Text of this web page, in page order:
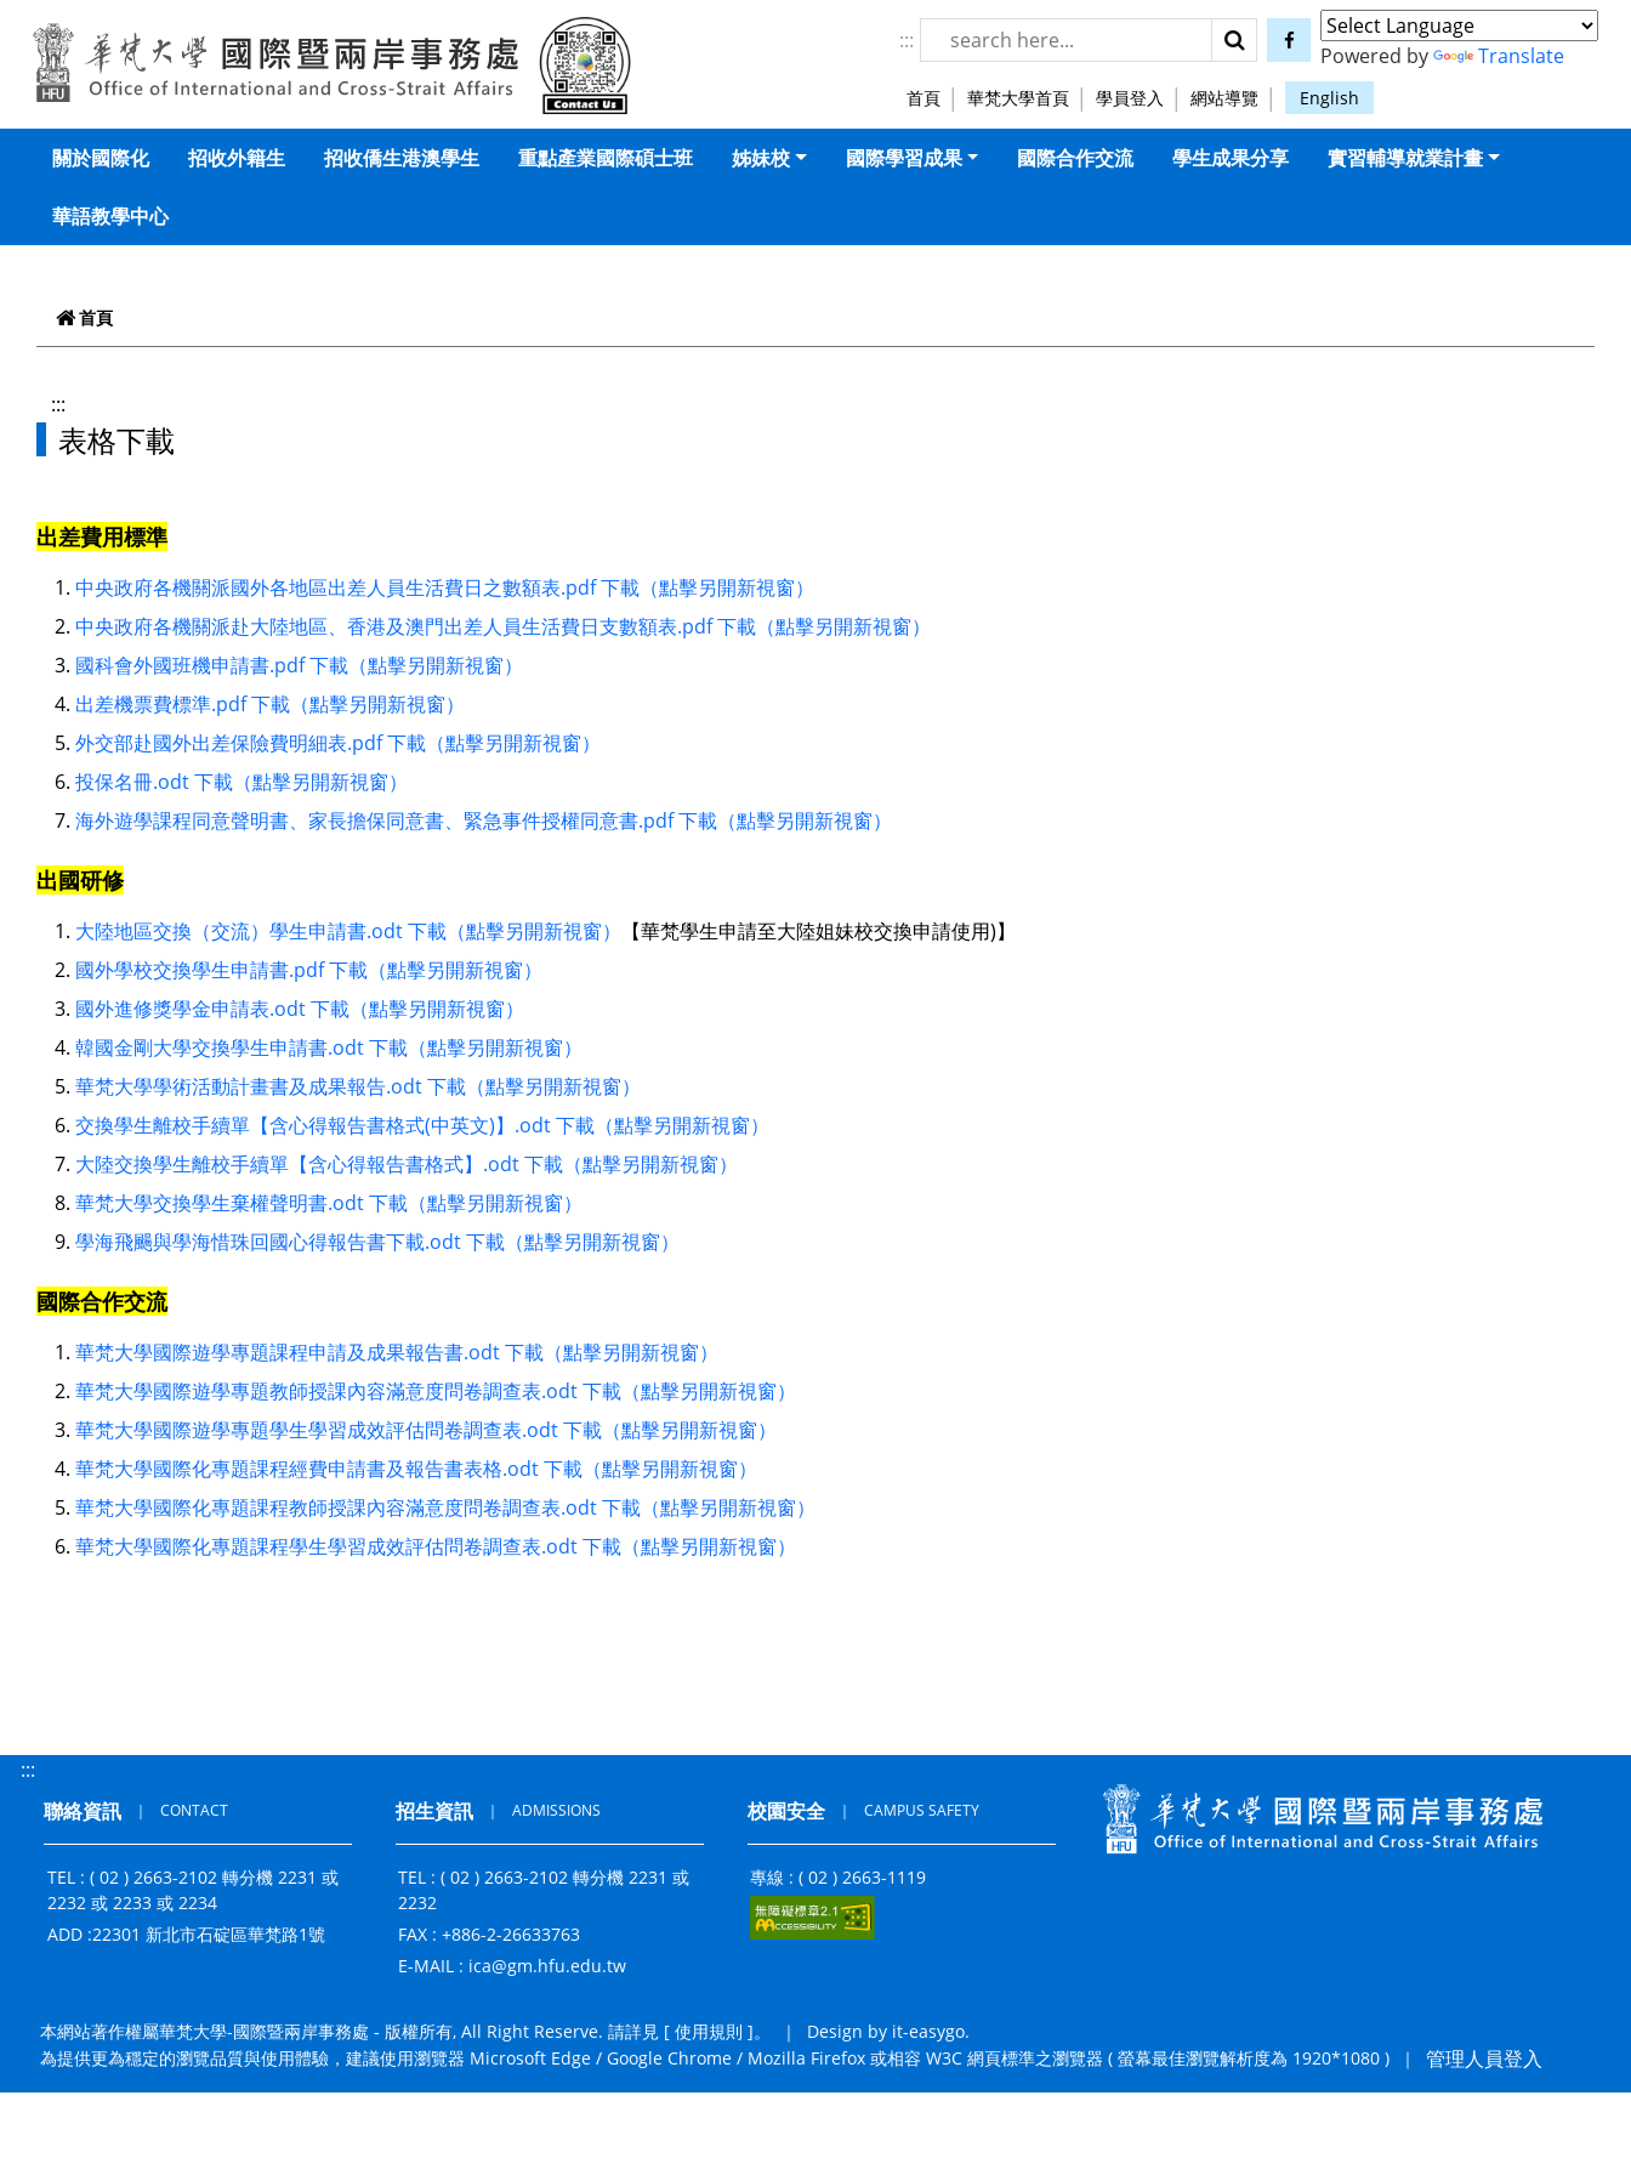
華梵大學-國際暨兩岸事務處 LOGO ::: 搜尋 facebook
Powered by Translate
首頁 華梵大學首頁 學員登入 網站導覽 English
關於國際化 招收外籍生 招收僑生港澳學生 重點產業國際碩士班 姊妹校 國際學習成果 國際合作交流 學生成果分享 實習輔導就業計畫
華語教學中心
首頁
:::
表格下載
出差費用標準
中央政府各機關派國外各地區出差人員生活費日之數額表.pdf 下載（點擊另開新視窗）
中央政府各機關派赴大陸地區、香港及澳門出差人員生活費日支數額表.pdf 下載（點擊另開新視窗）
國科會外國班機申請書.pdf 下載（點擊另開新視窗）
出差機票費標準.pdf 下載（點擊另開新視窗）
外交部赴國外出差保險費明細表.pdf 下載（點擊另開新視窗）
投保名冊.odt 下載（點擊另開新視窗）
海外遊學課程同意聲明書、家長擔保同意書、緊急事件授權同意書.pdf 下載（點擊另開新視窗）
出國研修
大陸地區交換（交流）學生申請書.odt 下載（點擊另開新視窗）
【華梵學生申請至大陸姐妹校交換申請使用)】
國外學校交換學生申請書.pdf 下載（點擊另開新視窗）
國外進修獎學金申請表.odt 下載（點擊另開新視窗）
韓國金剛大學交換學生申請書.odt 下載（點擊另開新視窗）
華梵大學學術活動計畫書及成果報告.odt 下載（點擊另開新視窗）
交換學生離校手續單【含心得報告書格式(中英文)】.odt 下載（點擊另開新視窗）
大陸交換學生離校手續單【含心得報告書格式】.odt 下載（點擊另開新視窗）
華梵大學交換學生棄權聲明書.odt 下載（點擊另開新視窗）
學海飛颺與學海惜珠回國心得報告書下載.odt 下載（點擊另開新視窗）
國際合作交流
華梵大學國際遊學專題課程申請及成果報告書.odt 下載（點擊另開新視窗）
華梵大學國際遊學專題教師授課內容滿意度問卷調查表.odt 下載（點擊另開新視窗）
華梵大學國際遊學專題學生學習成效評估問卷調查表.odt 下載（點擊另開新視窗）
華梵大學國際化專題課程經費申請書及報告書表格.odt 下載（點擊另開新視窗）
華梵大學國際化專題課程教師授課內容滿意度問卷調查表.odt 下載（點擊另開新視窗）
華梵大學國際化專題課程學生學習成效評估問卷調查表.odt 下載（點擊另開新視窗）
:::
聯絡資訊
｜ CONTACT
TEL : ( 02 ) 2663-2102 轉分機 2231 或
2232 或 2233 或 2234
ADD :22301 新北市石碇區華梵路1號
招生資訊 ｜ ADMISSIONS
TEL : ( 02 ) 2663-2102 轉分機 2231 或
2232
FAX : +886-2-26633763
E-MAIL : ica@gm.hfu.edu.tw
校園安全 ｜ CAMPUS SAFETY
專線 : ( 02 ) 2663-1119
本網站著作權屬華梵大學-國際暨兩岸事務處 - 版權所有, All Right Reserve. 請詳見 [ 使用規則 ]。 ｜
Design by it-easygo.
為提供更為穩定的瀏覽品質與使用體驗，建議使用瀏覽器 Microsoft Edge / Google Chrome / Mozilla Firefox 或相容 W3C 網頁標準之瀏覽器 ( 螢幕最佳瀏覽解析度為 1920*1080 )
｜
管理人員登入